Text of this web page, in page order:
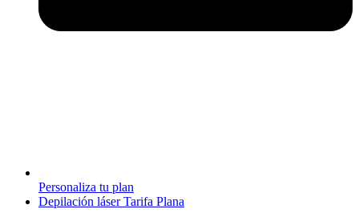
Personaliza tu plan
Depilación láser Tarifa Plana